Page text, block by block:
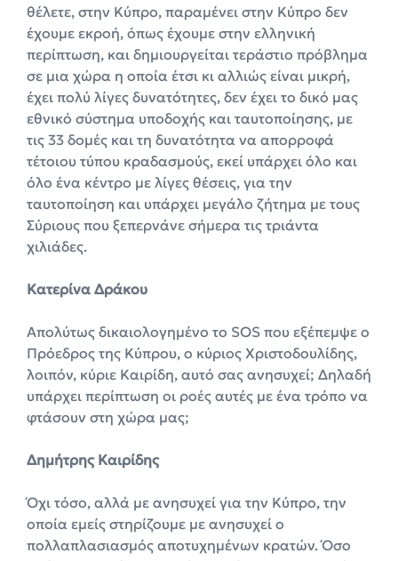
θέλετε, στην Κύπρο, παραμένει στην Κύπρο δεν
έχουμε εκροή, όπως έχουμε στην ελληνική
περίπτωση, και δημιουργείται τεράστιο πρόβλημα
σε μια χώρα η οποία έτσι κι αλλιώς είναι μικρή,
έχει πολύ λίγες δυνατότητες, δεν έχει το δικό μας
εθνικό σύστημα υποδοχής και ταυτοποίησης, με
τις 33 δομές και τη δυνατότητα να απορροφά
τέτοιου τύπου κραδασμούς, εκεί υπάρχει όλο και
όλο ένα κέντρο με λίγες θέσεις, για την
ταυτοποίηση και υπάρχει μεγάλο ζήτημα με τους
Σύριους που ξεπερνάνε σήμερα τις τριάντα
χιλιάδες.
Κατερίνα Δράκου
Απολύτως δικαιολογημένο το SOS που εξέπεμψε ο
Πρόεδρος της Κύπρου, ο κύριος Χριστοδουλίδης,
λοιπόν, κύριε Καιρίδη, αυτό σας ανησυχεί; Δηλαδή
υπάρχει περίπτωση οι ροές αυτές με ένα τρόπο να
φτάσουν στη χώρα μας;
Δημήτρης Καιρίδης
Όχι τόσο, αλλά με ανησυχεί για την Κύπρο, την
οποία εμείς στηρίζουμε με ανησυχεί ο
πολλαπλασιασμός αποτυχημένων κρατών. Όσο